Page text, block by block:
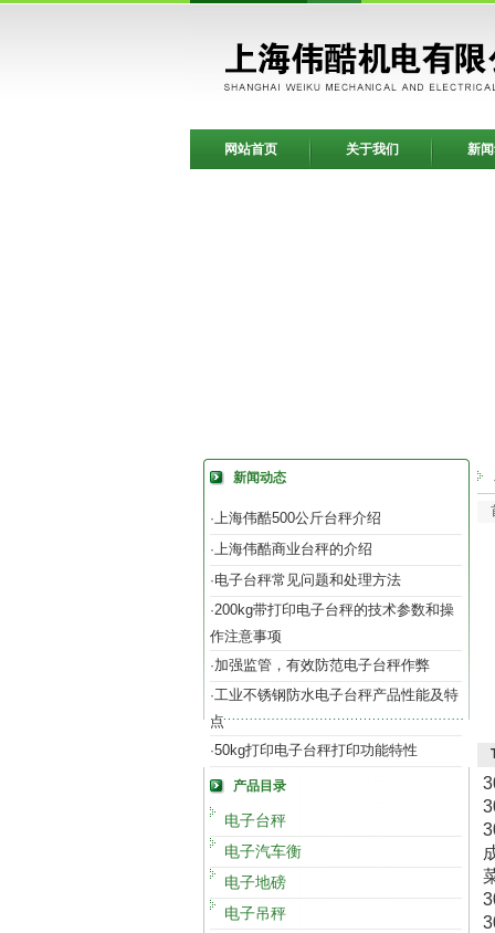
网站首页 关于我们 新
新闻动态
·上海伟酷500公斤台秤介绍
·上海伟酷商业台秤的介绍
·电子台秤常见问题和处理方法
·200kg带打印电子台秤的技术参数和操
作注意事项
·加强监管，有效防范电子台秤作弊
·工业不锈钢防水电子台秤产品性能及特
点
·50kg打印电子台秤打印功能特性
产品目录
电子台秤
电子汽车衡
电子地磅
电子吊秤